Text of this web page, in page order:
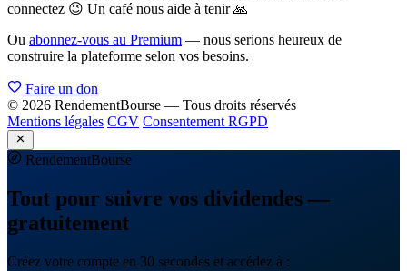
connectez 😉 Un café nous aide à tenir 🙏
Ou abonnez-vous au Premium — nous serions heureux de
construire la plateforme selon vos besoins.
Faire un don
© 2026 RendementBourse — Tous droits réservés
Mentions légales CGV Consentement RGPD
RendementBourse
Tout pour suivre vos dividendes —
gratuitement
Créez votre compte en 30 secondes et accédez à :